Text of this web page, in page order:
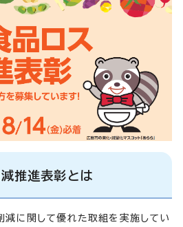
推進表彰とは
減に関して優れた取組を実施してい